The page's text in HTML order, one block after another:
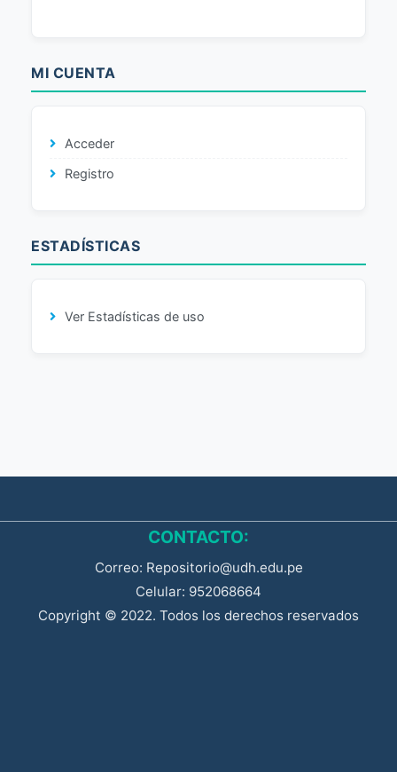
MI CUENTA
Acceder
Registro
ESTADÍSTICAS
Ver Estadísticas de uso
CONTACTO:
Correo: Repositorio@udh.edu.pe
Celular: 952068664
Copyright © 2022. Todos los derechos reservados